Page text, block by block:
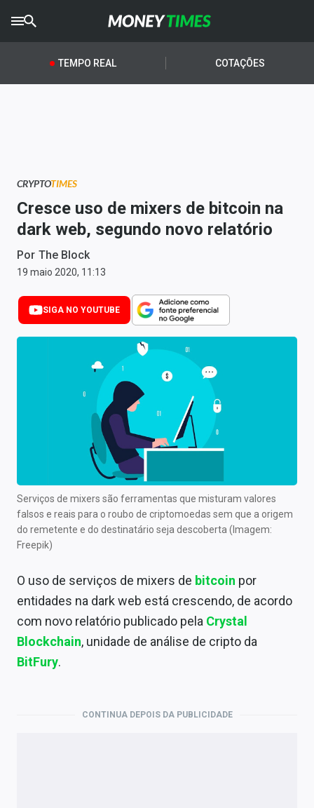
CRYPTOTIMES
AGROTIMES
Newsletters
Money Trader
Anuncie
Últimas Notícias
Newsletters
Comprar ou vender?
Carteiras Recomendadas
Central de Dividendos
Central de Fundos Imobiliários
Central dos IPOs
Renda Fixa
Mercados
Empresas
TEMPO REAL COTAÇÕES
CRYPTOTIMES
Cresce uso de mixers de bitcoin na
dark web, segundo novo relatório
Por The Block
19 maio 2020, 11:13
SIGA NO YOUTUBE
Serviços de mixers são ferramentas que misturam valores
falsos e reais para o roubo de criptomoedas sem que a origem
do remetente e do destinatário seja descoberta (Imagem:
Freepik)
O uso de serviços de mixers de bitcoin por
entidades na dark web está crescendo, de acordo
com novo relatório publicado pela Crystal
Blockchain, unidade de análise de cripto da
BitFury.
CONTINUA DEPOIS DA PUBLICIDADE